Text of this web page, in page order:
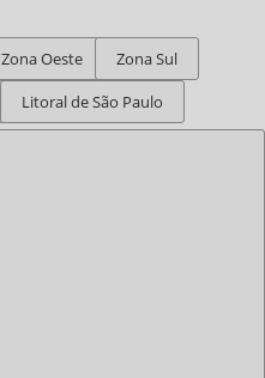
Zona Oeste
Zona Sul
Litoral de São Paulo